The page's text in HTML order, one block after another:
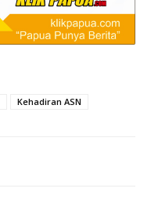
Kehadiran ASN